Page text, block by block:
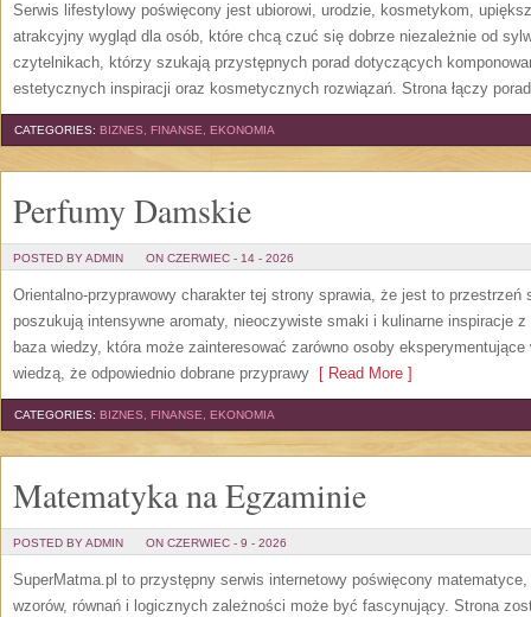
Serwis lifestylowy poświęcony jest ubiorowi, urodzie, kosmetykom,
atrakcyjny wygląd dla osób, które chcą czuć się dobrze niezależnie od
czytelnikach, którzy szukają przystępnych porad dotyczących
estetycznych inspiracji oraz kosmetycznych rozwiązań. Strona łączy
CATEGORIES: BIZNES, FINANSE, EKONOMIA
Perfumy Damskie
POSTED BY ADMIN ON CZERWIEC - 14 - 2026
Orientalno-przyprawowy charakter tej strony sprawia, że jest to
poszukują intensywne aromaty, nieoczywiste smaki i kulinarne inspiracje
baza wiedzy, która może zainteresować zarówno osoby
wiedzą, że odpowiednio dobrane przyprawy [ Read More ]
CATEGORIES: BIZNES, FINANSE, EKONOMIA
Matematyka na Egzaminie
POSTED BY ADMIN ON CZERWIEC - 9 - 2026
SuperMatma.pl to przystępny serwis internetowy poświęcony
wzorów, równań i logicznych zależności może być fascynujący. Strona